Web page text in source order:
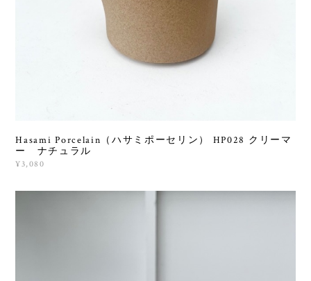
Hasami Porcelain（ハサミポーセリン） HP028 クリーマ
ー ナチュラル
¥3,080